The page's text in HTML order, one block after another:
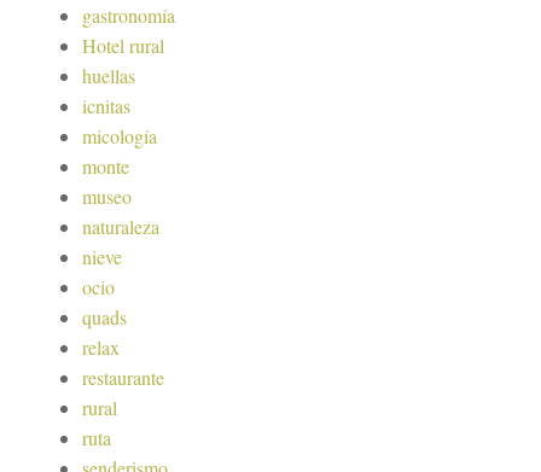
gastronomía
Hotel rural
huellas
icnitas
micología
monte
museo
naturaleza
nieve
ocio
quads
relax
restaurante
rural
ruta